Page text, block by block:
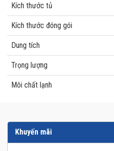
Kích thước tủ
Kích thước đóng gói
Dung tích
Trọng lượng
Môi chất lạnh
Khuyến mãi